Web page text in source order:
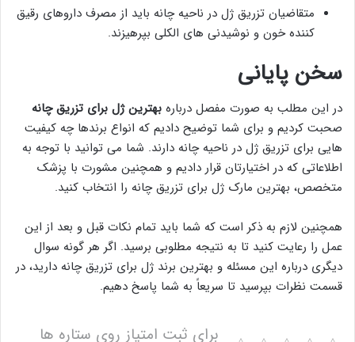
متقاضیان تزریق ژل در ناحیه چانه باید از مصرف داروهای رقیق
کننده خون و نوشیدنی های الکلی بپرهیزند.
سخن پایانی
در این مطلب به صورت مفصل درباره بهترین ژل برای تزریق چانه
صحبت کردیم و برای شما توضیح دادیم که انواع برندها چه کیفیت
هایی برای تزریق ژل در ناحیه چانه دارند. شما می توانید با توجه به
اطلاعاتی که در اختیارتان قرار دادیم و همچنین مشورت با پزشک
متخصص، بهترین مارک ژل برای تزریق چانه را انتخاب کنید.
همچنین لازم به ذکر است که شما باید تمام نکات قبل و بعد از این
عمل را رعایت کنید تا به نتیجه مطلوبی برسید. اگر هر گونه سوال
دیگری درباره این مسئله و بهترین برند ژل برای تزریق چانه دارید، در
قسمت نظرات بپرسید تا سریعاً به شما پاسخ دهیم.
برای ثبت امتیاز روی ستاره ها